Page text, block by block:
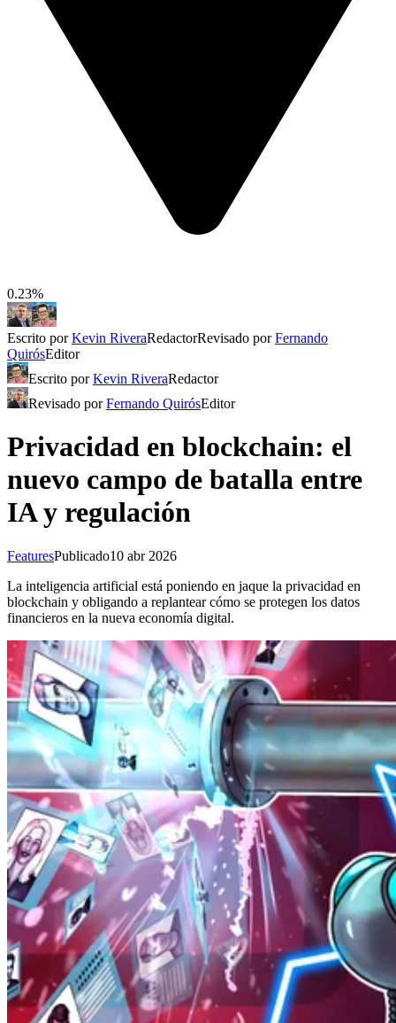
0.23%
Escrito porKevin RiveraRedactorRevisado porFernando
QuirósEditor
Escrito porKevin RiveraRedactor
Revisado porFernando QuirósEditor
Privacidad en blockchain: el
nuevo campo de batalla entre
IA y regulación
FeaturesPublicado10 abr 2026
La inteligencia artificial está poniendo en jaque la privacidad en
blockchain y obligando a replantear cómo se protegen los datos
financieros en la nueva economía digital.